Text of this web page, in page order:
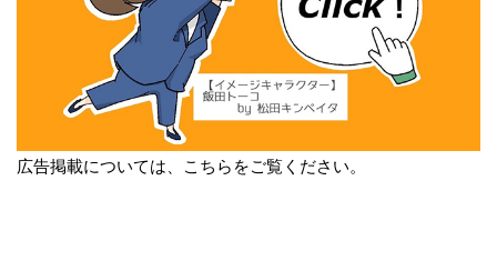
広告掲載については、こちらをご覧ください。